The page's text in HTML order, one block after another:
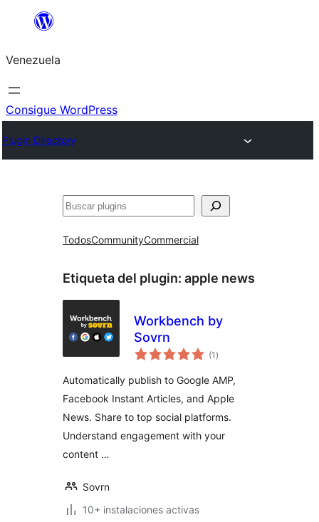
Saltar
contenido
Venezuela
Consigue WordPress
Plugin Directory
Buscar
TodosCommunityCommercial
Etiqueta del plugin: apple news
Workbench by
Sovrn
(1 total
de
)
Automatically publish to Google AMP,
Facebook Instant Articles, and Apple
News. Share to top social platforms.
Understand engagement with your
content …
Sovrn
10+ instalaciones activas